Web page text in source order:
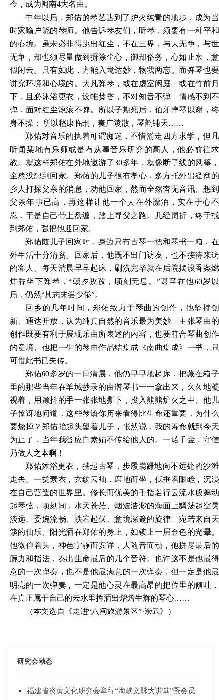
今，成为闽南4大名曲。
中年以后，郑佑的琴艺达到了炉火纯青的地步，成为当
时家喻户晓的琴师。他告诉琴友们，听琴，须要有一种平和
的心境。虽未必非得跳出红尘，不在三界，与人无争，与世
无争，却也须尽量做到摒除尘心，御却俗务，心如止水，意
似闲云。只有如此，方能入境达妙，物我两忘。而弹琴也要
讲究环境和心境的。大凡弹琴，或在虚室闲庭，或在竹前月
下，且必沐浴更衣，设帷焚香，不对知音不弹，情感不到不
弹，面对红尘滚滚不弹。所以子期死后，伯牙摔琴以谢，终
身不操；
所以嵇康临刑，奏广陵散，琴韵铺天……
郑佑对音乐的执着可谓痴迷，不惜游走四方求学，但凡
听闻某地有乐师或是有从事音乐研究的高人，他必前往求
教。就这样郑佑在外地遨游了30多年，就像断了线的风筝，
全然没想到回家。郑佑的儿子很有孝心，多方托外出经商的
乡人打探父亲的消息，劝他回家，然而全然杳无音讯。想到
父亲年事已高，再这样让他一个人在外漂泊，实在于心不
忍，于是自己带上盘缠，踏上寻父之路。几经周折，终于找
到郑佑，强把他迎回家。
郑佑随儿子回家时，身边只有古琴一把和琴书一箱，在
外生活十分清贫。回家后，他既不出门访友，也不接待来访
的客人。每天清晨早早起床，刷洗完毕就在后院摆设香案燃
炷香坐下弹琴，“朝夕孜孜，顷刻无息。”甚至在他60岁以
后，仍然“其志未尝少倦”。
回乡的几年时间，郑佑致力于琴曲的创作，他坚持创
新、通达开放，认为纯真自然的音乐最为美妙，主张琴曲的
创作既要有利于展现乐曲所表述的内容，也要符合琴曲创作
的意境。他把一生的琴曲作品结集成《南曲集成》一书，只
可惜此书已失传。
郑佑60多岁的一日清晨，他仍早早地起床，把藏在箱子
里的那些当年在羊城抄录的曲谱琴书一一拿出来，久久地凝
视着，用颤抖的手一张张地撕下，投入熊熊炉火之中。他儿
子惊讶地问道，这些琴谱你历来看得比生命还重要，为什么
要烧掉？郑佑抬起头望着儿子，怅然说，我的寿命就到今天
为止了，当年我答应白素娟不传给他人的。一诺千金，守信
乃做人之本啊！
郑佑沐浴更衣，挟起古琴，步履蹒跚地向不远处的沙滩
走去。一拢素衣，玄纹云袖，席地而坐，低垂着眼睑，沉浸
在自己营造的世界里。修长而优美的手指若行云流水般舞动
起琴弦，顷刻间，水天苍茫、烟波浩渺的海面上飘荡起空灵
淡远、委婉流畅、跌宕起伏、意境深邃的旋律，宛若来自天
籁的仙乐。阳光洒在郑佑的身上，如镀上一层金色的光晕。
他微仰着头，神色宁静而安详，人随音而动，他拼尽最后的
腕力和指法，奏出生命最后的几个音符。也许这不是他最得
意的一次弹奏，也不是他最满意的一次弹奏，但一定是他最
明亮的一次弹奏，一定是他心灵在最高昂的把位里的倾吐，
在真正属于自己的云水里挥洒出熠熠生辉的琴心……
（本文选自《走进“八闽旅游景区”·崇武》）
研究会动态
福建省炎黄文化研究会举行“海峡文脉大讲堂”暨会员